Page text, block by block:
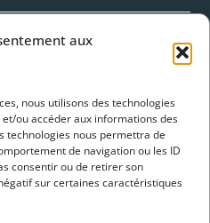
aux
nous utilisons des technologies
ou accéder aux informations des
technologies nous permettra de
de navigation ou les ID
consentir ou de retirer son
sur certaines caractéristiques